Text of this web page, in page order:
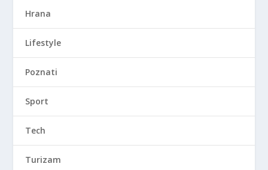
Hrana
Lifestyle
Poznati
Sport
Tech
Turizam